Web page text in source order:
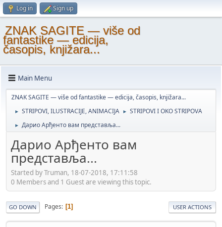
Log in Sign up
ZNAK SAGITE — više od
fantastike — edicija,
časopis, knjižara...
Main Menu
ZNAK SAGITE — više od fantastike — edicija, časopis, knjižara...
► STRIPOVI, ILUSTRACIJE, ANIMACIJA ► STRIPOVI I OKO STRIPOVA
► Дарио Арђенто вам представља...
Дарио Арђенто вам
представља...
Started by Truman, 18-07-2018, 17:11:58
0 Members and 1 Guest are viewing this topic.
GO DOWN Pages 1 USER ACTIONS